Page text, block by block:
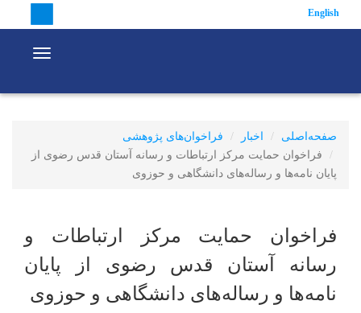
English
صفحه‌اصلی اخبار
فراخوان‌های پژوهشی
فراخوان حمایت مرکز ارتباطات و رسانه آستان قدس رضوی از پایان
نامه‌ها و رساله‌های دانشگاهی و حوزوی
فراخوان حمایت مرکز ارتباطات و رسانه
آستان قدس رضوی از پایان نامه‌ها و
رساله‌های دانشگاهی و حوزوی